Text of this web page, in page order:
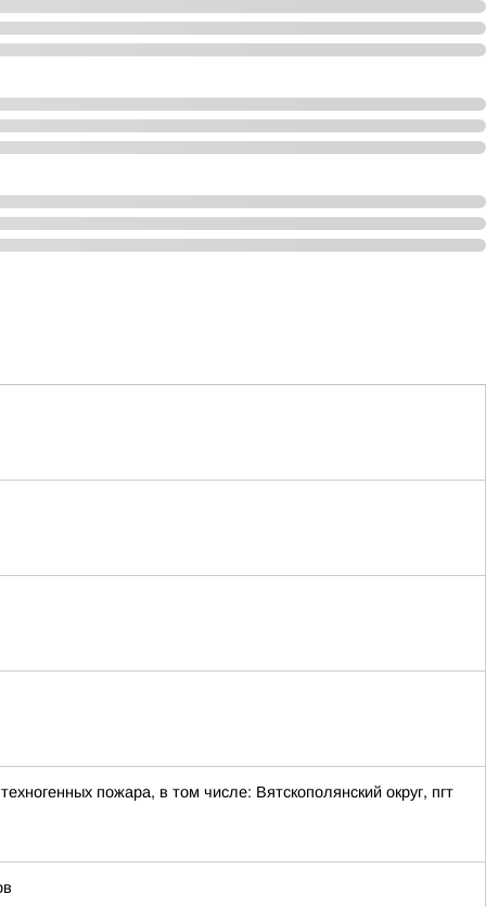
пожара, в том числе: Вятскополянский округ, пгт